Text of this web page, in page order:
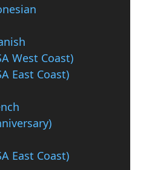
West Coast)
East Coast)
East Coast)